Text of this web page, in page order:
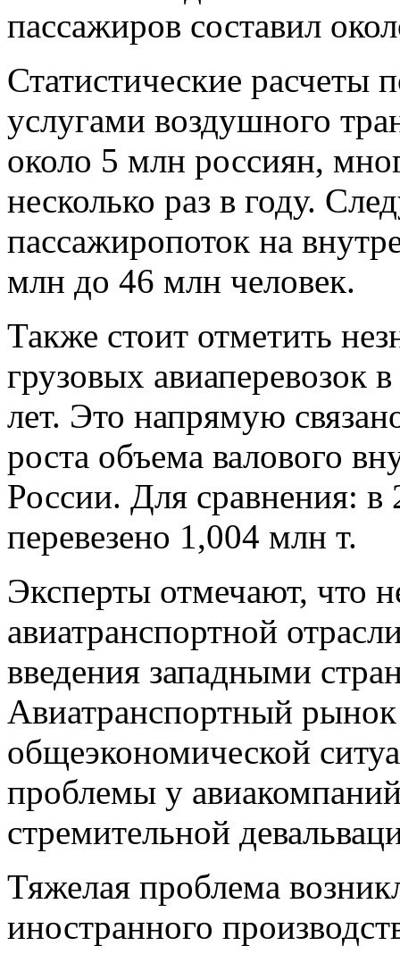
пассажиров составил
Статистические расчеты
услугами воздушного
около 5 млн россиян,
несколько раз в году.
пассажиропоток на
млн до 46 млн человек.
Также стоит отметить
грузовых авиаперевозок
лет. Это напрямую
роста объема валового
России. Для сравнения: в
перевезено 1,004 млн т.
Эксперты отмечают, что
авиатранспортной
введения западными
Авиатранспортный рынок
общеэкономической
проблемы у
стремительной
Тяжелая проблема
иностранного